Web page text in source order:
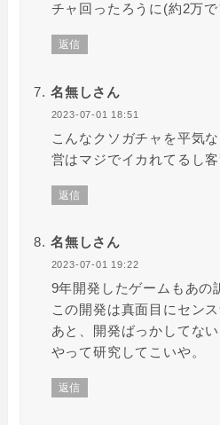
チャ回ったろうに(約2万
返信
名無しさん
2023-07-01 18:51
こんなクソガチャを平気
営はマジでイカれてるし
返信
名無しさん
2023-07-01 19:22
9年開発したゲームもあの
この開発は真面目にセン
あと、開発ばっかしてな
やって研究してこいや。
返信